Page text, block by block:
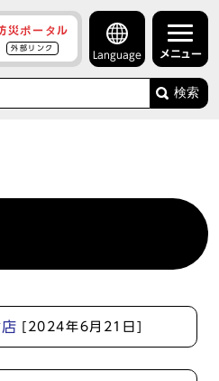
災ポータル
外部リンク
Language メニュー
検索
[2024年6月21日]